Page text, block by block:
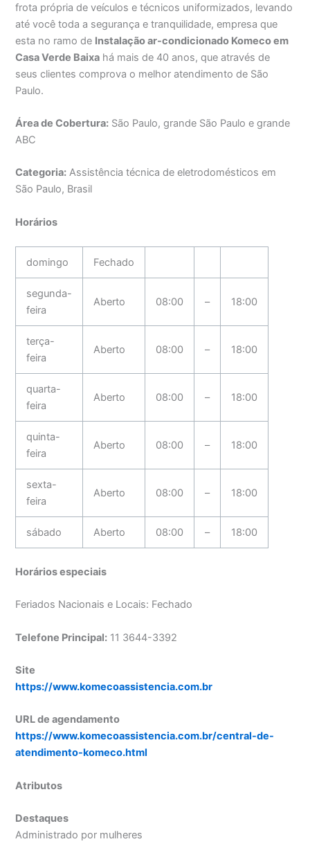
frota própria de veículos e técnicos uniformizados, levando
até você toda a segurança e tranquilidade, empresa que
esta no ramo de Instalação ar-condicionado Komeco em
Casa Verde Baixa há mais de 40 anos, que através de
seus clientes comprova o melhor atendimento de São
Paulo.
Área de Cobertura: São Paulo, grande São Paulo e grande
ABC
Categoria: Assistência técnica de eletrodomésticos em
São Paulo, Brasil
Horários
domingo Fechado
segunda-
feira
Aberto 08:00 – 18:00
terça-
feira
Aberto 08:00 – 18:00
quarta-
feira
Aberto 08:00 – 18:00
quinta-
feira
Aberto 08:00 – 18:00
sexta-
feira
Aberto 08:00 – 18:00
sábado Aberto 08:00 – 18:00
Horários especiais
Feriados Nacionais e Locais: Fechado
Telefone Principal: 11 3644-3392
Site
https://www.komecoassistencia.com.br
URL de agendamento
https://www.komecoassistencia.com.br/central-de-
atendimento-komeco.html
Atributos
Destaques
Administrado por mulheres